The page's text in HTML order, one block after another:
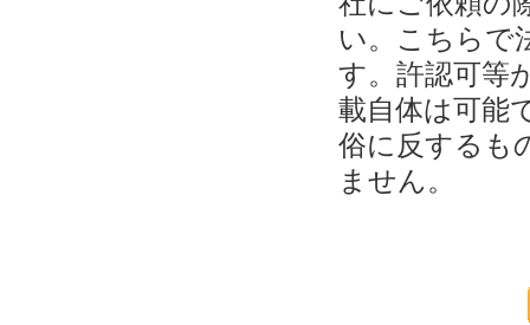
い。こちらで
す。許認可等
載自体は可能
俗に反するも
ません。